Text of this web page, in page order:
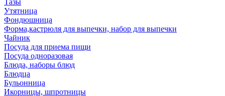
Тазы
Утятница
Фондюшница
Форма,кастрюля для выпечки, набор для выпечки
Чайник
Посуда для приема пищи
Посуда одноразовая
Блюда, наборы блюд
Блюдца
Бульонница
Икорницы, шпротницы